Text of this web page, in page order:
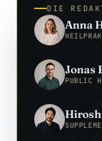
DIE
Anna
Jonas
PUBLIC